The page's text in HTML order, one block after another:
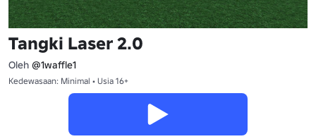
Tangki Laser 2.0
Oleh @1waffle1
Kedewasaan: Minimal • Usia 16+